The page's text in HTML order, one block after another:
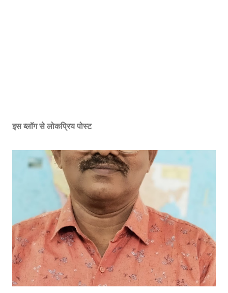
इस ब्लॉग से लोकप्रिय पोस्ट